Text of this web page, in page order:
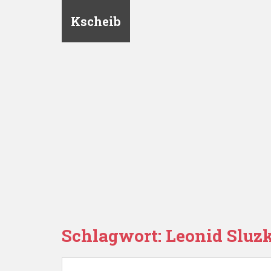
Kscheib
Schlagwort: Leonid